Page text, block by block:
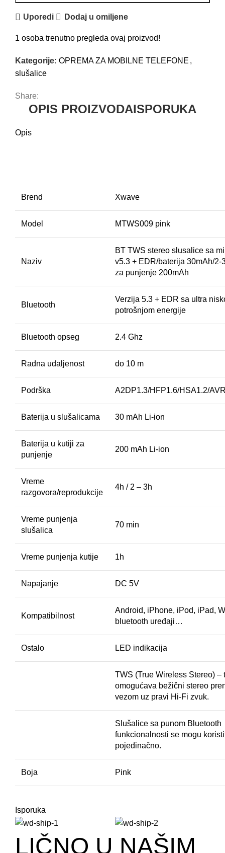
Uporedi Dodaj u omiljene
1 osoba trenutno pregleda ovaj proizvod!
Kategorije: OPREMA ZA MOBILNE TELEFONE ,
slušalice
Share:
OPIS PROIZVODAISPORUKA
Opis
Brend Xwave
Model MTWS009 pink
Naziv
BT TWS stereo slusalice sa
v5.3 + EDR/baterija 30mAh/2-
za punjenje 200mAh
Bluetooth
Verzija 5.3 + EDR sa ultra
potrošnjom energije
Bluetooth opseg 2.4 Ghz
Radna udaljenost do 10 m
Podrška A2DP1.3/HFP1.6/HSA1.2/
Baterija u slušalicama 30 mAh Li-ion
Baterija u kutiji za
punjenje
200 mAh Li-ion
Vreme
razgovora/reprodukcije
4h / 2 – 3h
Vreme punjenja
slušalica
70 min
Vreme punjenja kutije 1h
Napajanje DC 5V
Kompatibilnost
Android, iPhone, iPod, iPad,
bluetooth uređaji…
Ostalo LED indikacija
TWS (True Wireless Stereo) –
omogućava bežični stereo
vezom uz pravi Hi-Fi zvuk.
Slušalice sa punom Bluetooth
funkcionalnosti se mogu
pojedinačno.
Boja Pink
Isporuka
LIČNO U NAŠIM